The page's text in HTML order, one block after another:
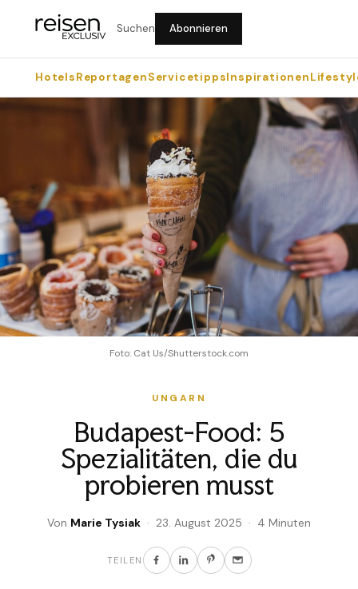
Suchen Abonnieren
HotelsReportagenServicetippsInspirationen
Foto: Cat Us/Shutterstock.com
UNGARN
Budapest-Food: 5
Spezialitäten, die du
probieren musst
Von Marie Tysiak · 23. August 2025 · 4 Minuten
TEILEN